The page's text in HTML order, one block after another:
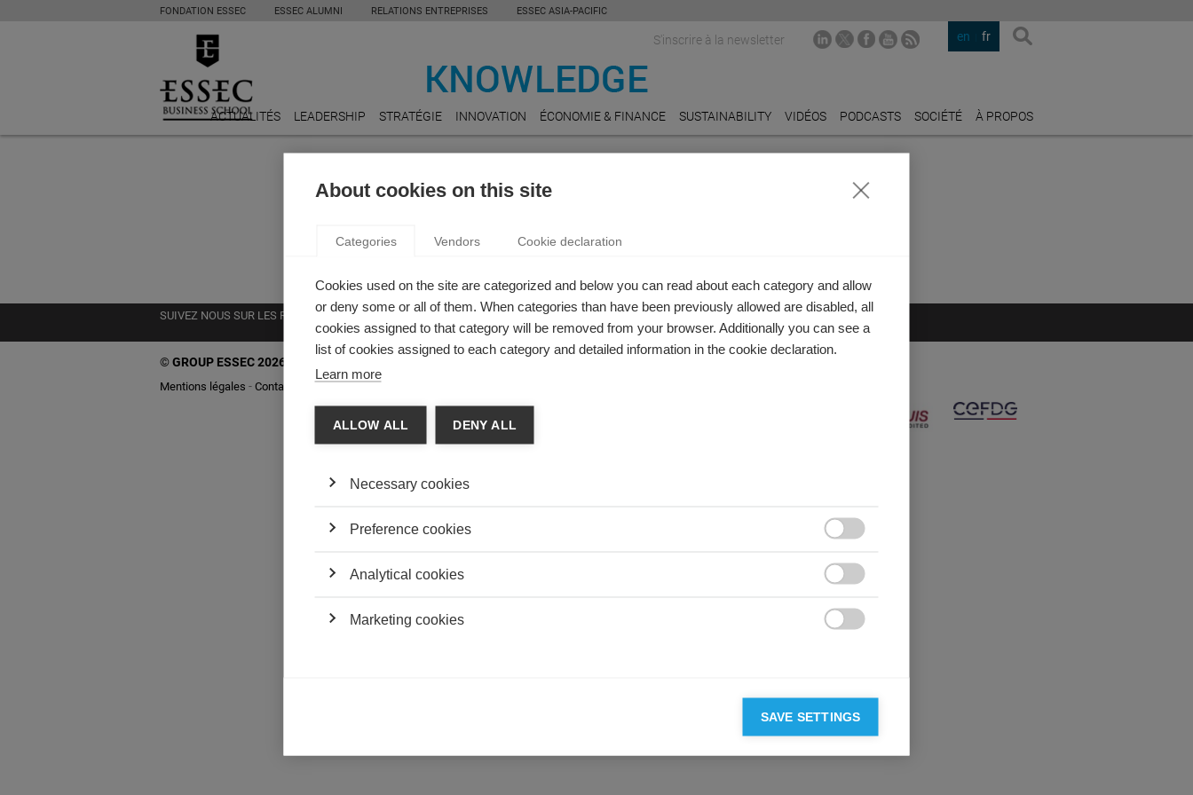
FONDATION ESSEC ESSEC ALUMNI RELATIONS ENTREPRISES ESSEC ASIA-PACIFIC
en fr
S'inscrire à la newsletter
ACTUALITÉS LEADERSHIP STRATÉGIE INNOVATION ÉCONOMIE & FINANCE SUSTAINABILITY VIDÉOS PODCASTS SOCIÉTÉ À PROPOS
complémentaires sur un expert, vous pouvez adresser un mail à l'adresse suivante :
SUIVEZ NOUS SUR LES RÉSEAUX
©GROUP ESSEC 2026
Mentions légales Contact Accessibilité
About cookies on this site
Categories Vendors Cookie declaration
Cookies used on the site are categorized and below you can read about each category and allow
or deny some or all of them. When categories than have been previously allowed are disabled, all
cookies assigned to that category will be removed from your browser. Additionally you can see a
list of cookies assigned to each category and detailed information in the cookie declaration.
Learn more
ALLOW ALL DENY ALL
Necessary cookies
Preference cookies
Analytical cookies
Marketing cookies
SAVE SETTINGS